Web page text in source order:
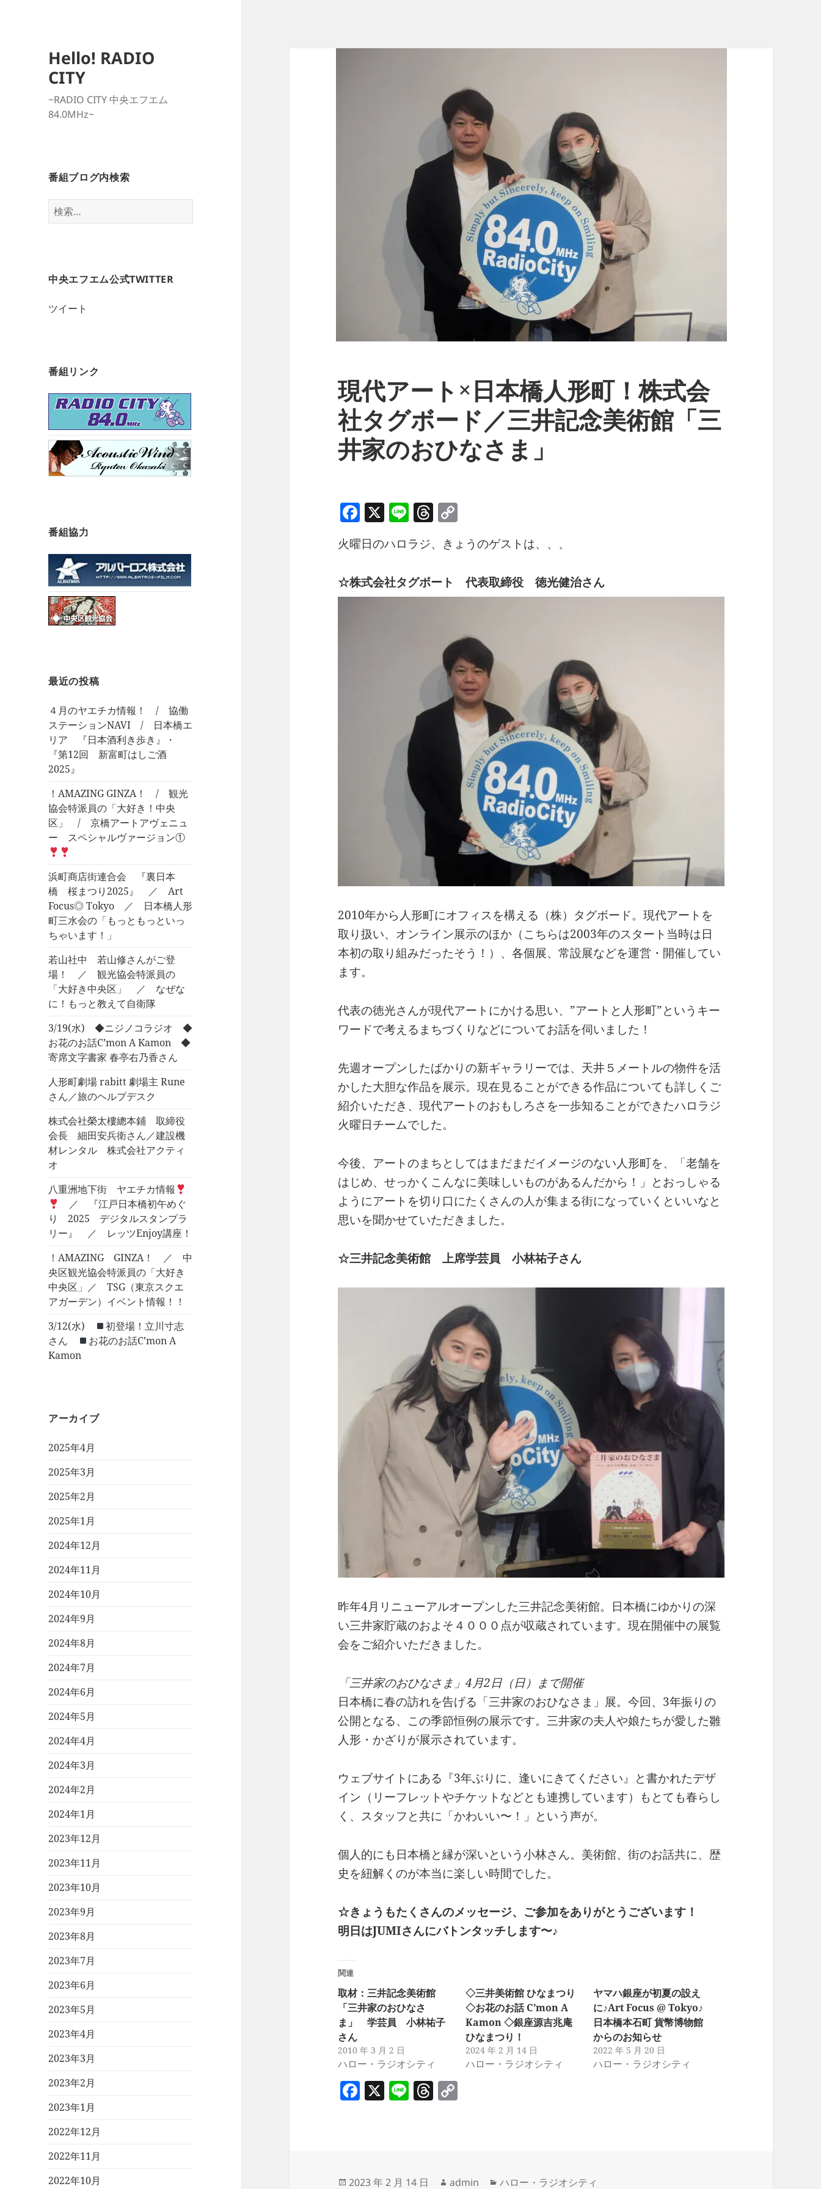
Hello! RADIO
CITY
~RADIO CITY 中央エフエム
84.0MHz~
番組ブログ内検索
検
索:
中央エフエム公式TWITTER
ツイート
番組リンク
番組協力
最近の投稿
４月のヤエチカ情報！ / 協働
ステーションNAVI / 日本橋エ
リア 『日本酒利き歩き』・
『第12回 新富町はしご酒
2025』
！AMAZING GINZA！ / 観光
協会特派員の「大好き！中央
区」 / 京橋アートアヴェニュ
ー スペシャルヴァージョン①
浜町商店街連合会 『裏日本
橋 桜まつり2025』 ／ Art
Focus◎ Tokyo ／ 日本橋人形
町三水会の「もっともっといっ
ちゃいます！」
若山社中 若山修さんがご登
場！ ／ 観光協会特派員の
「大好き中央区」 ／ なぜな
に！もっと教えて自衛隊
3/19(水) ◆ニジノコラジオ ◆
お花のお話C’mon A Kamon ◆
寄席文字書家 春亭右乃香さん
人形町劇場 rabitt 劇場主 Rune
さん／旅のヘルプデスク
株式会社榮太樓總本鋪 取締役
会長 細田安兵衛さん／建設機
材レンタル 株式会社アクティ
オ
八重洲地下街 ヤエチカ情報
／ 『江戸日本橋初午めぐ
り 2025 デジタルスタンプラ
リー』 ／ レッツEnjoy講座！
！AMAZING GINZA！ ／ 中
央区観光協会特派員の「大好き
中央区」／ TSG（東京スクエ
アガーデン）イベント情報！！
3/12(水)
初登場！立川寸志
さん
お花のお話C’mon A
Kamon
アーカイブ
2025年4月
2025年3月
2025年2月
2025年1月
2024年12月
2024年11月
2024年10月
2024年9月
2024年8月
2024年7月
2024年6月
2024年5月
2024年4月
2024年3月
2024年2月
2024年1月
2023年12月
2023年11月
2023年10月
2023年9月
2023年8月
2023年7月
2023年6月
2023年5月
2023年4月
2023年3月
2023年2月
2023年1月
2022年12月
2022年11月
2022年10月
現代アート×日本橋人形町！株式会
社タグボード／三井記念美術館「三
井家のおひなさま」
F
a
c
e
b
X Li
e
T
re
d
p
y
Li
k
火曜日のハロラジ、きょうのゲストは、、、
☆株式会社タグボート 代表取締役 徳光健治さん
2010年から人形町にオフィスを構える（株）タグボード。現代アートを
取り扱い、オンライン展示のほか（こちらは2003年のスタート当時は日
本初の取り組みだったそう！）、各個展、常設展などを運営・開催してい
ます。
代表の徳光さんが現代アートにかける思い、”アートと人形町”というキー
ワードで考えるまちづくりなどについてお話を伺いました！
先週オープンしたばかりの新ギャラリーでは、天井５メートルの物件を活
かした大胆な作品を展示。現在見ることができる作品についても詳しくご
紹介いただき、現代アートのおもしろさを一歩知ることができたハロラジ
火曜日チームでした。
今後、アートのまちとしてはまだまだイメージのない人形町を、「老舗を
はじめ、せっかくこんなに美味しいものがあるんだから！」とおっしゃる
ようにアートを切り口にたくさんの人が集まる街になっていくといいなと
思いを聞かせていただきました。
☆三井記念美術館 上席学芸員 小林祐子さん
昨年4月リニューアルオープンした三井記念美術館。日本橋にゆかりの深
い三井家貯蔵のおよそ４０００点が収蔵されています。現在開催中の展覧
会をご紹介いただきました。
「三井家のおひなさま」4月2日（日）まで開催
日本橋に春の訪れを告げる「三井家のおひなさま」展。今回、3年振りの
公開となる、この季節恒例の展示です。三井家の夫人や娘たちが愛した雛
人形・かざりが展示されています。
ウェブサイトにある『3年ぶりに、逢いにきてください』と書かれたデザ
イン（リーフレットやチケットなどとも連携しています）もとても春らし
く、スタッフと共に「かわいい〜！」という声が。
個人的にも日本橋と縁が深いという小林さん。美術館、街のお話共に、歴
史を紐解くのが本当に楽しい時間でした。
☆きょうもたくさんのメッセージ、ご参加をありがとうございます！
明日はJUMIさんにバトンタッチします〜♪
関連
取材：三井記念美術館
「三井家のおひなさ
ま」 学芸員 小林祐子
さん
2010 年 3 月 2 日
ハロー・ラジオシティ
◇三井美術館 ひなまつり
◇お花のお話 C’mon A
Kamon ◇銀座源吉兆庵
ひなまつり！
2024 年 2 月 14 日
ハロー・ラジオシティ
ヤマハ銀座が初夏の設え
に♪Art Focus @ Tokyo♪
日本橋本石町 貨幣博物館
からのお知らせ
2022 年 5 月 20 日
ハロー・ラジオシティ
F X Li T
投
2023 年 2 月 14 日 作
admin カ
ハロー・ラジオシティ